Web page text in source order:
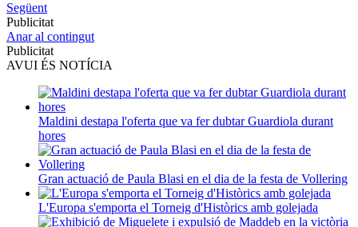
Següent
Publicitat
Anar al contingut
Publicitat
AVUI ÉS NOTÍCIA
Maldini destapa l'oferta que va fer dubtar Guardiola durant
hores
Gran actuació de Paula Blasi en el dia de la festa de Vollering
L'Europa s'emporta el Torneig d'Històrics amb golejada